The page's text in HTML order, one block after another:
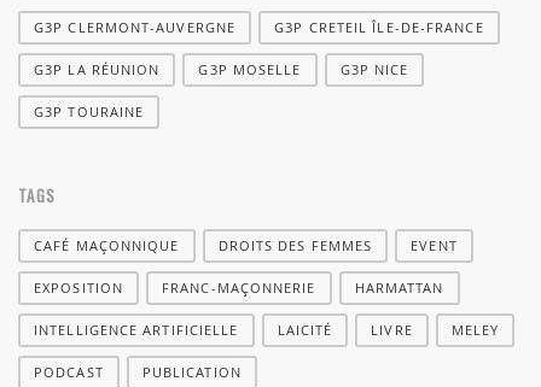
G3P CLERMONT-AUVERGNE G3P CRETEIL ÎLE-DE-FRANCE
G3P LA RÉUNION G3P MOSELLE G3P NICE
G3P TOURAINE
TAGS
CAFÉ MAÇONNIQUE DROITS DES FEMMES EVENT
EXPOSITION FRANC-MAÇONNERIE HARMATTAN
INTELLIGENCE ARTIFICIELLE LAICITÉ LIVRE MELEY
PODCAST PUBLICATION